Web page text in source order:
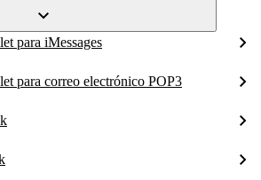
para iMessages
para correo electrónico POP3